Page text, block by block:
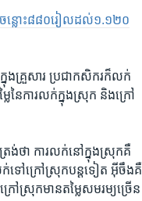
ចន្លោះ​៨៨០​រៀល​ដល់​១.១២០​
ក្នុង​គ្រួសារ​ ប្រជា​កសិករ​ក៏​លក់​
ៃ​នៃ​ការ​លក់​ក្នុង​ស្រុក​ និង​ក្រៅ​
រង់​ថា​ ការ​លក់​នៅ​ក្នុង​ស្រុក​គឺ​
ៅ​ក្រៅ​ស្រុក​បន្ត​ទៀត​ អ៊ីចឹង​គឺ​
ៅ​ស្រុក​មាន​តម្លៃ​សមរម្យ​ច្រើន​